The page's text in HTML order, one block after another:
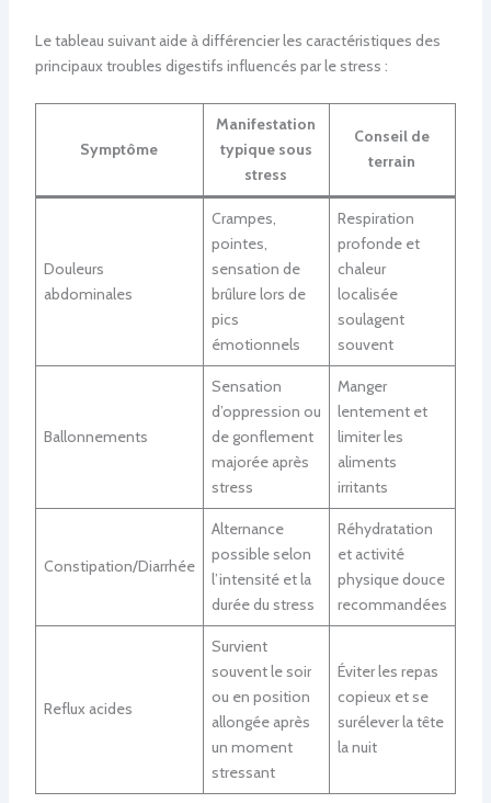
Le tableau suivant aide à différencier les caractéristiques des
principaux troubles digestifs influencés par le stress :
Symptôme
Manifestation
typique sous
stress
Conseil de
terrain
Douleurs
abdominales
Crampes,
pointes,
sensation de
brûlure lors de
pics
émotionnels
Respiration
profonde et
chaleur
localisée
soulagent
souvent
Ballonnements
Sensation
d’oppression ou
de gonflement
majorée après
stress
Manger
lentement et
limiter les
aliments
irritants
Constipation/Diarrhée
Alternance
possible selon
l’intensité et la
durée du stress
Réhydratation
et activité
physique douce
recommandées
Reflux acides
Survient
souvent le soir
ou en position
allongée après
un moment
stressant
Éviter les repas
copieux et se
surélever la tête
la nuit